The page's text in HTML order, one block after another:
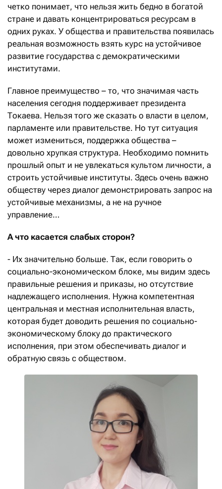
четко понимает, что нельзя жить бедно в богатой
стране и давать концентрироваться ресурсам в
одних руках. У общества и правительства появилась
реальная возможность взять курс на устойчивое
развитие государства с демократическими
институтами.
Главное преимущество – то, что значимая часть
населения сегодня поддерживает президента
Токаева. Нельзя того же сказать о власти в целом,
парламенте или правительстве. Но тут ситуация
может измениться, поддержка общества –
довольно хрупкая структура. Необходимо помнить
прошлый опыт и не увлекаться культом личности, а
строить устойчивые институты. Здесь очень важно
обществу через диалог демонстрировать запрос на
устойчивые механизмы, а не на ручное
управление…
А что касается слабых сторон?
- Их значительно больше. Так, если говорить о
социально-экономическом блоке, мы видим здесь
правильные решения и приказы, но отсутствие
надлежащего исполнения. Нужна компетентная
центральная и местная исполнительная власть,
которая будет доводить решения по социально-
экономическому блоку до практического
исполнения, при этом обеспечивать диалог и
обратную связь с обществом.